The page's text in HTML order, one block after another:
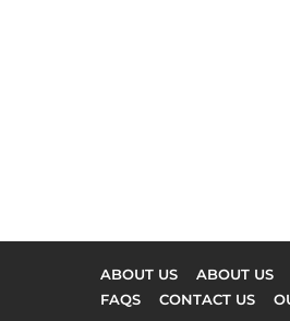
ABOUT US ABOUT US
FAQS
CONTACT US